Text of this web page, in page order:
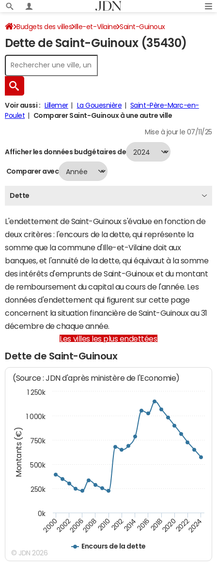
Budgets des villes Ille-et-Vilaine Saint-Guinoux
Dette au 31/12/2024
Dette de Saint-Guinoux (35430)
Voir aussi : Lillemer La Gouesnière
Saint-Père-Marc-en-
Poulet
Comparer Saint-Guinoux à une autre ville
Mise à jour le 07/11/25
Afficher les données budgétaires de
Comparer avec
Dette
L'endettement de Saint-Guinoux s'évalue en fonction de
deux critères : l'encours de la dette, qui représente la
somme que la commune d'Ille-et-Vilaine doit aux
banques, et l'annuité de la dette, qui équivaut à la somme
des intérêts d'emprunts de Saint-Guinoux et du montant
de remboursement du capital au cours de l'année. Les
données d'endettement qui figurent sur cette page
concernent la situation financière de Saint-Guinoux au 31
décembre de chaque année.
Les villes les plus endettées
Dette de Saint-Guinoux
Montants (€)
(Source : JDN d'après ministère de l'Economie)
Encours de la dette
200020022006200820102012201420162018202020222024
0k
250k
500k
750k
1 000k
1 250k
© JDN 2026